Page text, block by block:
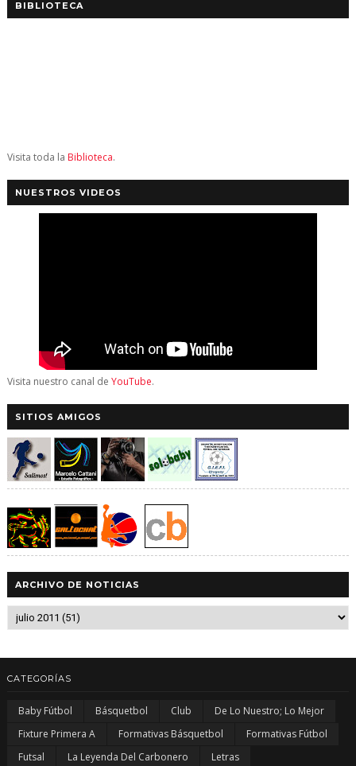
BIBLIOTECA
Visita toda la Biblioteca.
NUESTROS VIDEOS
Visita nuestro canal de YouTube.
SITIOS AMIGOS
ARCHIVO DE NOTICIAS
CATEGORÍAS
Baby Fútbol Básquetbol Club
De Lo Nuestro; Lo Mejor
Fixture Primera A
Formativas Básquetbol
Formativas Fútbol
Futsal
La Leyenda Del Carbonero
Letras